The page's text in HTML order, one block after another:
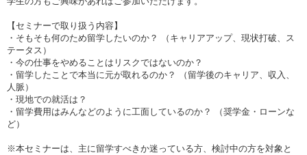
【セミナーで取り扱う内容】
・そもそも何のため留学したいのか？ （キャリアアップ、現状打破、ス
テータス）
・今の仕事をやめることはリスクではないのか？
・留学したことで本当に元が取れるのか？ （留学後のキャリア、収入、
人脈）
・現地での就活は？
・留学費用はみんなどのように工面しているのか？ （奨学金・ローンな
ど）
※本セミナーは、主に留学すべきか迷っている方、検討中の方を対象と